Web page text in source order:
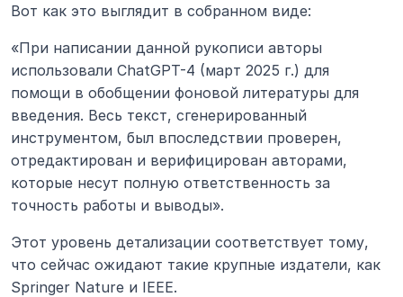
Вот как это выглядит в собранном виде:
«При написании данной рукописи авторы
использовали ChatGPT-4 (март 2025 г.) для
помощи в обобщении фоновой литературы для
введения. Весь текст, сгенерированный
инструментом, был впоследствии проверен,
отредактирован и верифицирован авторами,
которые несут полную ответственность за
точность работы и выводы».
Этот уровень детализации соответствует тому,
что сейчас ожидают такие крупные издатели, как
Springer Nature и IEEE.